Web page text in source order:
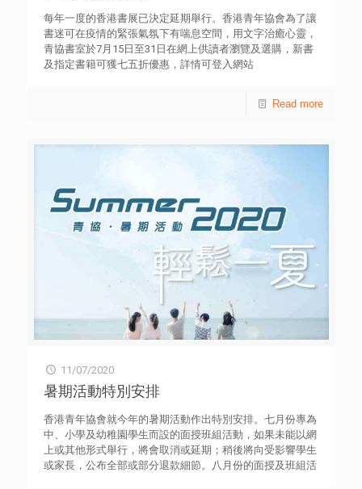
應屆考生經歷極不平凡的一年。調查亦嘗試了解他們的感
受，逾六成（63.9%）表示「因沒有謝師宴／畢業旅行／畢
業禮，感覺自己的中學生活不完滿」，其次為「相較以往考
生，前景較不明朗」（42.4%）[表九]。 根據香港考試及評
生人數不斷減少，調查指出，仍有逾四成（40.9%）考生因
盪，到年初的疫情、文憑試延期開考等一連串事件，對情
緒、健康、人際關係、正常生活均帶來莫大的衝擊。徐氏表
示，應屆考生不單是應付一次公開試，更是參與了一場無法
預期的「人生障礙賽」，當中帶著不安、不忿和身不由己等
複雜的情緒。 對於考生家長來說，他們的憂慮也同樣值得
關注。是次調查反映子女縱使明白父母的擔憂，亦希望他們
心照不宣，表現平和。徐小曼建議家長諒解子女忐忑的心
情，遙距地觀察他們的需要，在適切的時間陪伴和關心，無
論成績怎樣，都支持自己的子女。 青協「DSE 27771112計
劃」由6月1日至7月13日共接獲2,184宗求助個案，以下是部
績未如理想，因此問及多個副學位課程。考生表示有透過E-
App報讀課程，並已獲得有條件取錄，但仍擔心成績未能符
合取錄條件。他亦擔心課程內容與期望有落差，曾嘗試搜查
課程大綱，惟選修科名稱未能令他理解課程內容，他曾致電
院校查詢，但未有得到滿意答案。 個案二 考生以為疫情期
間獨自溫習問題不大，但發現少了面對面的老師支援，而且
學校提供的預錄網上教學不是實時形式，難以發問。考生的
每年一度的香港書展已決定延期舉行。香港青年協會為了讓
書迷可在疫情的緊張氣氛下有喘息空間，用文字治癒心靈，
青協書室於7月15日至31日在網上供讀者瀏覽及選購，新書
及指定書籍可獲七五折優惠，詳情可登入網站
10本新書，其中《非常疫情．非常關懷》特別走訪社會不同
事。 此外，青協一直重視專業交流和經驗分享，今年亦結
集了前線青年工作者的實踐經驗，其中《敘事森林‧與青少年
談戀愛與性》讓讀者探索自己遺忘的珍貴成長片段，在過程
中發掘個人價值；《讓我代你失敗──義工領袖也曾上過的
課》由一眾傑出青年義工透過失敗經歷，探討推行義工服務
的對策。 為了分享出版夢想和閱讀的樂趣，網上青年作家
分享會將於本周五（17日）舉行，今年共有3位年輕作家獲
選，包括︰年僅14歲的周沐恩以「愛」為主題，伴以每月花
令的散文《花說──綻放有時》；本地原創品牌Bulbble Inc.
的插畫家魏寶婷（Isabelle），以不同插圖語錄和鼓勵人心
的文字，編撰成治癒系作品《人生是美好的》；年輕藝術家
──尋找生活的禮物》。 獲老師提名參加首屆青協「校園作
家大招募計劃」的周沐恩，榮獲比賽冠軍。她在疫情期間寫
下洋洋3萬多字，以細膩的筆觸，抒發對這個城市的濃厚感
情，並對親情、友情有獨到的觀察與描述，作品更獲得2020
香港書展年度主題作家之一兼語文教育及研究常務委員會委
員羅乃萱、作家袁兆昌、藍橘子及韋婭誠意推薦。 本地原
創品牌Bulbble Inc. 的插畫家魏寶婷（Isabelle），以往在社
Read more
11/07/2020
暑期活動特別安排
香港青年協會就今年的暑期活動作出特別安排。七月份專為
中、小學及幼稚園學生而設的面授班組活動，如果未能以網
上或其他形式舉行，將會取消或延期；稍後將向受影響學生
或家長，公布全部或部分退款細節。八月份的面授及班組活